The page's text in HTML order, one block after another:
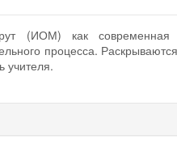
(ИОМ) как современная
процесса.
учителя.